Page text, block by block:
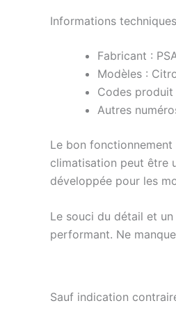
Informations techniques
Fabricant :
Modèles :
Codes
Autres
Le bon
climatisation peut être
développée pour les
Le souci du détail et
performant. Ne
Sauf indication